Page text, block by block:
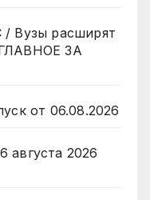
/ Вузы расширят
ЗА
от 06.08.2026
2026